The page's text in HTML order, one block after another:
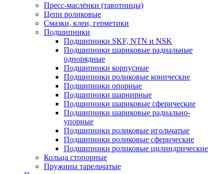
Пресс-маслёнки (тавотницы)
Цепи роликовые
Смазки, клеи, герметики
Подшипники
Подшипники SKF, NTN и NSK
Подшипники шариковые радиальные
однорядные
Подшипники корпусные
Подшипники роликовые конические
Подшипники опорные
Подшипники шарнирные
Подшипники шариковые сферические
Подшипники шариковые радиально-
упорные
Подшипники роликовые игольчатые
Подшипники роликовые сферические
Подшипники роликовые цилиндрические
Кольца стопорные
Пружины тарельчатые